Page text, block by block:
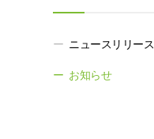
ニュースリリース
お知らせ